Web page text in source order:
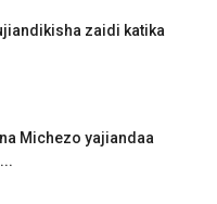
zaidi katika
Michezo yajiandaa